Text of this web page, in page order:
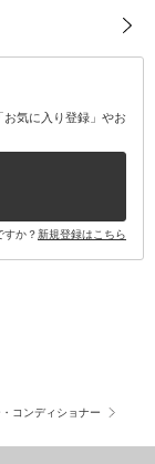
気に入り登録」やお
すか？新規登録はこちら
コンディショナー